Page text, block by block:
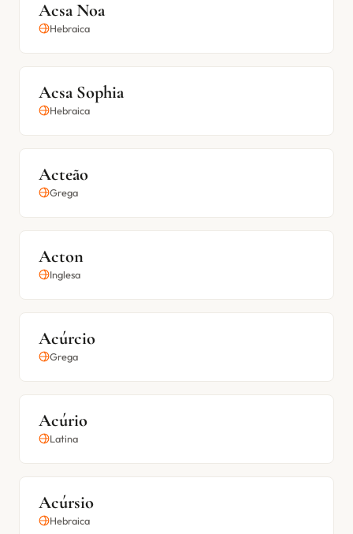
Acsa Noa
Hebraica
Acsa Sophia
Hebraica
Acteão
Grega
Acton
Inglesa
Acúrcio
Grega
Acúrio
Latina
Acúrsio
Hebraica